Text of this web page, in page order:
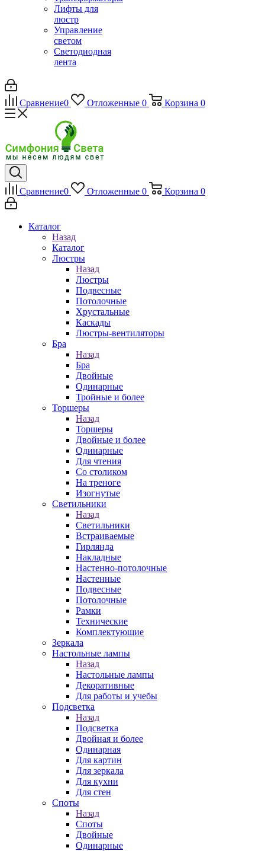
Лифты для
люстр
Управление
светом
Светодиодная
лента
Сравнение0 Отложенные 0 Корзина 0
Сравнение0 Отложенные 0 Корзина 0
Каталог
Назад
Каталог
Люстры
Назад
Люстры
Подвесные
Потолочные
Хрустальные
Каскады
Люстры-вентиляторы
Бра
Назад
Бра
Двойные
Одинарные
Тройные и более
Торшеры
Назад
Торшеры
Двойные и более
Одинарные
Для чтения
Со столиком
На треноге
Изогнутые
Светильники
Назад
Светильники
Встраиваемые
Гирлянда
Накладные
Настенно-потолочные
Настенные
Подвесные
Потолочные
Рамки
Технические
Комплектующие
Зеркала
Настольные лампы
Назад
Настольные лампы
Декоративные
Для работы и учебы
Подсветка
Назад
Подсветка
Двойная и более
Одинарная
Для картин
Для зеркала
Для кухни
Для стен
Споты
Назад
Споты
Двойные
Одинарные